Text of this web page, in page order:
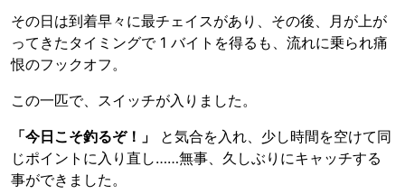
その日は到着早々に最チェイスがあり、その後、月が上が
ってきたタイミングで 1 バイトを得るも、流れに乗られ痛
恨のフックオフ。
この一匹で、スイッチが入りました。
「今日こそ釣るぞ！」
と気合を入れ、少し時間を空けて同
じポイントに入り直し……無事、久しぶりにキャッチする
事ができました。